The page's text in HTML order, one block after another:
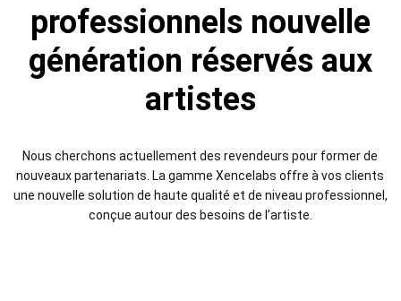
professionnels nouvelle
génération réservés aux
artistes
Nous cherchons actuellement des revendeurs pour former de
nouveaux partenariats. La gamme Xencelabs offre à vos clients
une nouvelle solution de haute qualité et de niveau professionnel,
conçue autour des besoins de l’artiste.